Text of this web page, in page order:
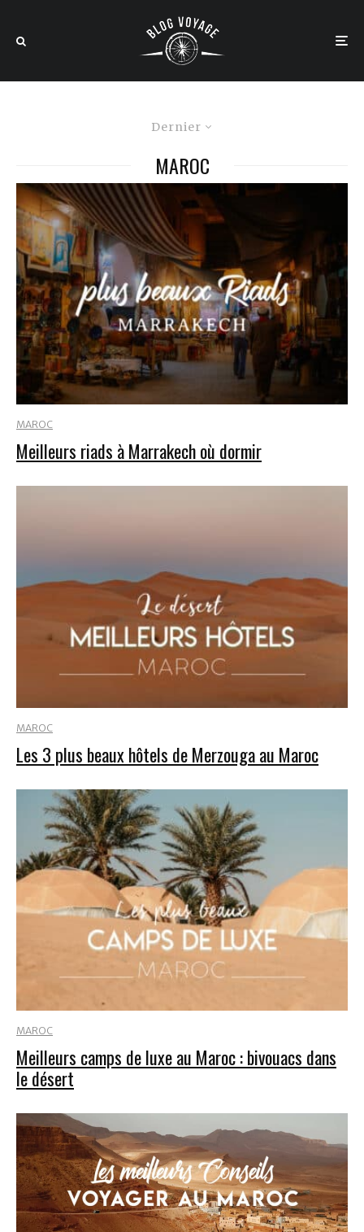
Dernier
MAROC
MAROC
Meilleurs riads à Marrakech où dormir
MAROC
Les 3 plus beaux hôtels de Merzouga au Maroc
MAROC
Meilleurs camps de luxe au Maroc : bivouacs dans
le désert